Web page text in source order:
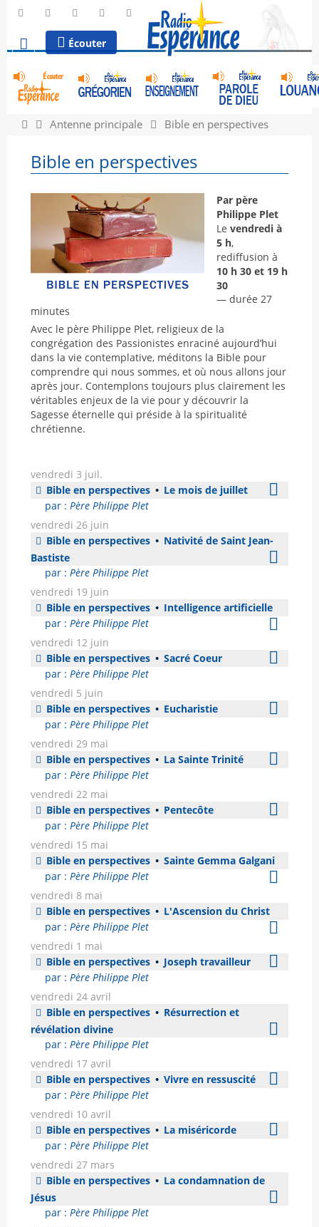
Écouter
Antenne principale Bible en perspectives
Bible en perspectives
Par père
Philippe Plet
Le vendredi à
5 h,
rediffusion à
10 h 30 et 19 h
30
— durée 27
minutes
Avec le père Philippe Plet, religieux de la
congrégation des Passionistes enraciné aujourd’hui
dans la vie contemplative, méditons la Bible pour
comprendre qui nous sommes, et où nous allons jour
après jour. Contemplons toujours plus clairement les
véritables enjeux de la vie pour y découvrir la
Sagesse éternelle qui préside à la spiritualité
chrétienne.
vendredi 3 juil.
Bible en perspectives • Le mois de juillet
par : Père Philippe Plet
vendredi 26 juin
Bible en perspectives • Nativité de Saint Jean-
Bastiste
par : Père Philippe Plet
vendredi 19 juin
Bible en perspectives • Intelligence artificielle
par : Père Philippe Plet
vendredi 12 juin
Bible en perspectives • Sacré Coeur
par : Père Philippe Plet
vendredi 5 juin
Bible en perspectives • Eucharistie
par : Père Philippe Plet
vendredi 29 mai
Bible en perspectives • La Sainte Trinité
par : Père Philippe Plet
vendredi 22 mai
Bible en perspectives • Pentecôte
par : Père Philippe Plet
vendredi 15 mai
Bible en perspectives • Sainte Gemma Galgani
par : Père Philippe Plet
vendredi 8 mai
Bible en perspectives • L'Ascension du Christ
par : Père Philippe Plet
vendredi 1 mai
Bible en perspectives • Joseph travailleur
par : Père Philippe Plet
vendredi 24 avril
Bible en perspectives • Résurrection et
révélation divine
par : Père Philippe Plet
vendredi 17 avril
Bible en perspectives • Vivre en ressuscité
par : Père Philippe Plet
vendredi 10 avril
Bible en perspectives • La miséricorde
par : Père Philippe Plet
vendredi 27 mars
Bible en perspectives • La condamnation de
Jésus
par : Père Philippe Plet